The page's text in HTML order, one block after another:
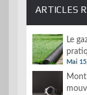
ARTICLES
Le
Mai